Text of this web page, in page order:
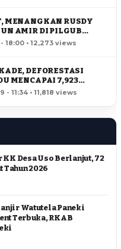
MENANGKAN RUSDY
AMIR DI PILGUB
18:00 • 12,273 views
DEFORESTASI
MENCAPAI 7,923
- 11:34 • 11,818 views
KK Desa Uso Berlanjut, 72
Tahun 2026
Watutela Paneki
Terbuka, RKAB